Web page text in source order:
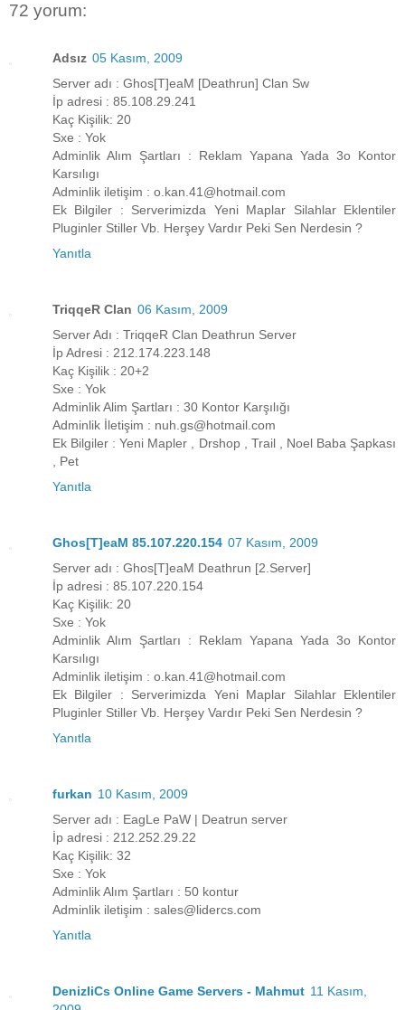
72 yorum:
Adsız 05 Kasım, 2009
Server adı : Ghos[T]eaM [Deathrun] Clan Sw
İp adresi : 85.108.29.241
Kaç Kişilik: 20
Sxe : Yok
Adminlik Alım Şartları : Reklam Yapana Yada 3o Kontor
Karsılıgı
Adminlik iletişim : o.kan.41@hotmail.com
Ek Bilgiler : Serverimizda Yeni Maplar Silahlar Eklentiler
Pluginler Stiller Vb. Herşey Vardır Peki Sen Nerdesin ?
Yanıtla
TriqqeR Clan 06 Kasım, 2009
Server Adı : TriqqeR Clan Deathrun Server
İp Adresi : 212.174.223.148
Kaç Kişilik : 20+2
Sxe : Yok
Adminlik Alim Şartları : 30 Kontor Karşılığı
Adminlik İletişim : nuh.gs@hotmail.com
Ek Bilgiler : Yeni Mapler , Drshop , Trail , Noel Baba Şapkası
, Pet
Yanıtla
Ghos[T]eaM 85.107.220.154 07 Kasım, 2009
Server adı : Ghos[T]eaM Deathrun [2.Server]
İp adresi : 85.107.220.154
Kaç Kişilik: 20
Sxe : Yok
Adminlik Alım Şartları : Reklam Yapana Yada 3o Kontor
Karsılıgı
Adminlik iletişim : o.kan.41@hotmail.com
Ek Bilgiler : Serverimizda Yeni Maplar Silahlar Eklentiler
Pluginler Stiller Vb. Herşey Vardır Peki Sen Nerdesin ?
Yanıtla
furkan 10 Kasım, 2009
Server adı : EagLe PaW | Deatrun server
İp adresi : 212.252.29.22
Kaç Kişilik: 32
Sxe : Yok
Adminlik Alım Şartları : 50 kontur
Adminlik iletişim : sales@lidercs.com
Yanıtla
DenizliCs Online Game Servers - Mahmut 11 Kasım,